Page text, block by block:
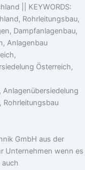
|| KEYWORDS:
Rohrleitungsbau,
Dampfanlagenbau,
Anlagenbau
Österreich,
Rohrleitungsbau
GmbH aus der
Unternehmen wenn es